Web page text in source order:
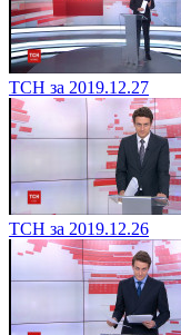
ТСН за 2019.12.27
ТСН за 2019.12.26